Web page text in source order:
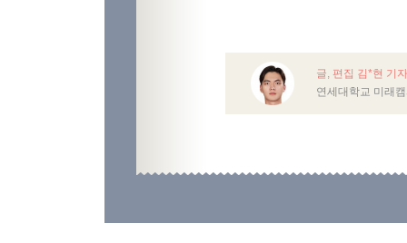
글, 편집 김*현 기
연세대학교 미래